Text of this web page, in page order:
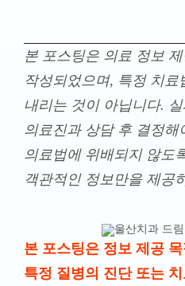
본 포스팅은 의료 정보
작성되었으며, 특정 치
내리는 것이 아닙니다.
의료진과 상담 후 결정해
의료법에 위배되지 않도
객관적인 정보만을 제공
본 포스팅은 정보 제공
특정 질병의 진단 또는